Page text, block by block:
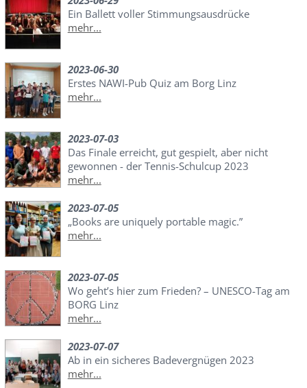
Ein Ballett voller Stimmungsausdrücke
mehr...
2023-06-30
Erstes NAWI-Pub Quiz am Borg Linz
mehr...
2023-07-03
Das Finale erreicht, gut gespielt, aber nicht
gewonnen - der Tennis-Schulcup 2023
mehr...
2023-07-05
„Books are uniquely portable magic.”
mehr...
2023-07-05
Wo geht’s hier zum Frieden? – UNESCO-Tag am
BORG Linz
mehr...
2023-07-07
Ab in ein sicheres Badevergnügen 2023
mehr...